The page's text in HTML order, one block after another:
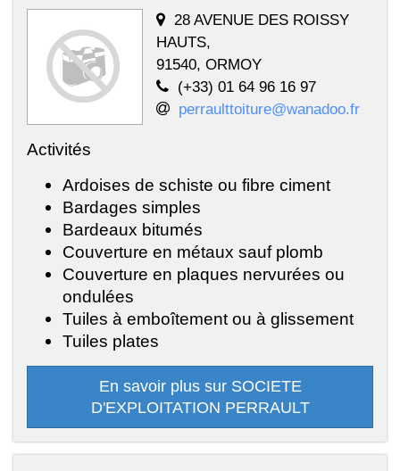
28 AVENUE DES ROISSY
HAUTS,
91540, ORMOY
(+33) 01 64 96 16 97
perraulttoiture@wanadoo.fr
Activités
Ardoises de schiste ou fibre ciment
Bardages simples
Bardeaux bitumés
Couverture en métaux sauf plomb
Couverture en plaques nervurées ou
ondulées
Tuiles à emboîtement ou à glissement
Tuiles plates
En savoir plus sur SOCIETE
D'EXPLOITATION PERRAULT